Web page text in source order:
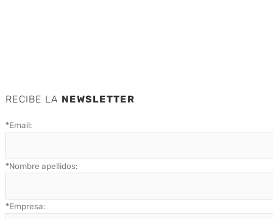
RECIBE LA NEWSLETTER
*Email:
*Nombre apellidos:
*Empresa: